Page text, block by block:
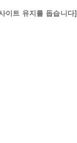
이트 유지를 돕습니다]